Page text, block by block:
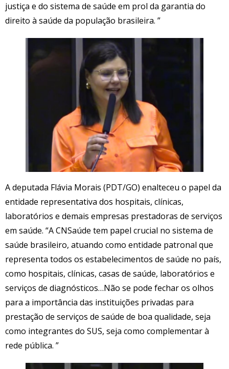
justiça e do sistema de saúde em prol da garantia do
direito à saúde da população brasileira. ”
A deputada Flávia Morais (PDT/GO) enalteceu o papel da
entidade representativa dos hospitais, clínicas,
laboratórios e demais empresas prestadoras de serviços
em saúde. “A CNSaúde tem papel crucial no sistema de
saúde brasileiro, atuando como entidade patronal que
representa todos os estabelecimentos de saúde no país,
como hospitais, clínicas, casas de saúde, laboratórios e
serviços de diagnósticos…Não se pode fechar os olhos
para a importância das instituições privadas para
prestação de serviços de saúde de boa qualidade, seja
como integrantes do SUS, seja como complementar à
rede pública. ”